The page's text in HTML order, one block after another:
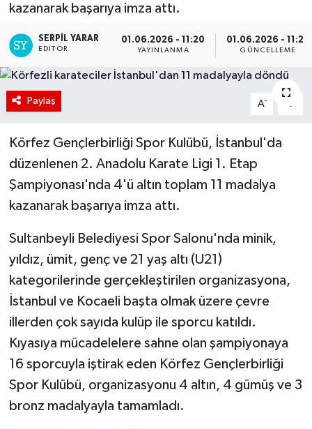
kazanarak başarıya imza attı.
SERPİL YARAR
EDITÖR
01.06.2026 - 11:20
YAYINLANMA
01.06.2026 - 11:25
GÜNCELLEME
Paylaş A- A
Körfez Gençlerbirliği Spor Kulübü, İstanbul'da
düzenlenen 2. Anadolu Karate Ligi 1. Etap
Şampiyonası'nda 4'ü altın toplam 11 madalya
kazanarak başarıya imza attı.
Sultanbeyli Belediyesi Spor Salonu'nda minik,
yıldız, ümit, genç ve 21 yaş altı (U21)
kategorilerinde gerçekleştirilen organizasyona,
İstanbul ve Kocaeli başta olmak üzere çevre
illerden çok sayıda kulüp ile sporcu katıldı.
Kıyasıya mücadelelere sahne olan şampiyonaya
16 sporcuyla iştirak eden Körfez Gençlerbirliği
Spor Kulübü, organizasyonu 4 altın, 4 gümüş ve 3
bronz madalyayla tamamladı.